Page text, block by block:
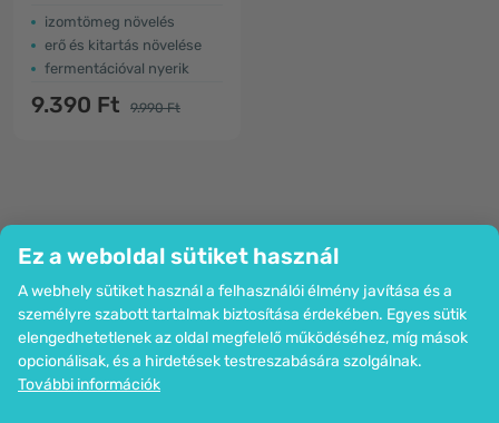
Ez a weboldal sütiket használ
A webhely sütiket használ a felhasználói élmény javítása és a
személyre szabott tartalmak biztosítása érdekében. Egyes sütik
elengedhetetlenek az oldal megfelelő működéséhez, míg mások
opcionálisak, és a hirdetések testreszabására szolgálnak.
További információk
izomtömeg növelés
erő és kitartás növelése
fermentációval nyerik
9.390 Ft 9.990 Ft
Cég
Információk
Csatlakozzon hozzánk
Segítség és megrendelések